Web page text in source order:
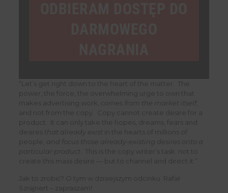
“Let’s get right down to the heart of the matter. The
power, the force, the overwhelming urge to own that
makes advertising work,
comes from the market itself
and not from the copy. Copy cannot create desire for a
product. It can only take the hopes, dreams, fears and
desires
that already exist in the hearts of millions of
people,
and focus those already-existing desires onto a
particular product
. This is the copy writer’s task: not to
create this mass desire — but to channel and direct it.”
Jak to zrobić? O tym w dzisiejszym odcinku. Rafał
Szrajnert – zapraszam!